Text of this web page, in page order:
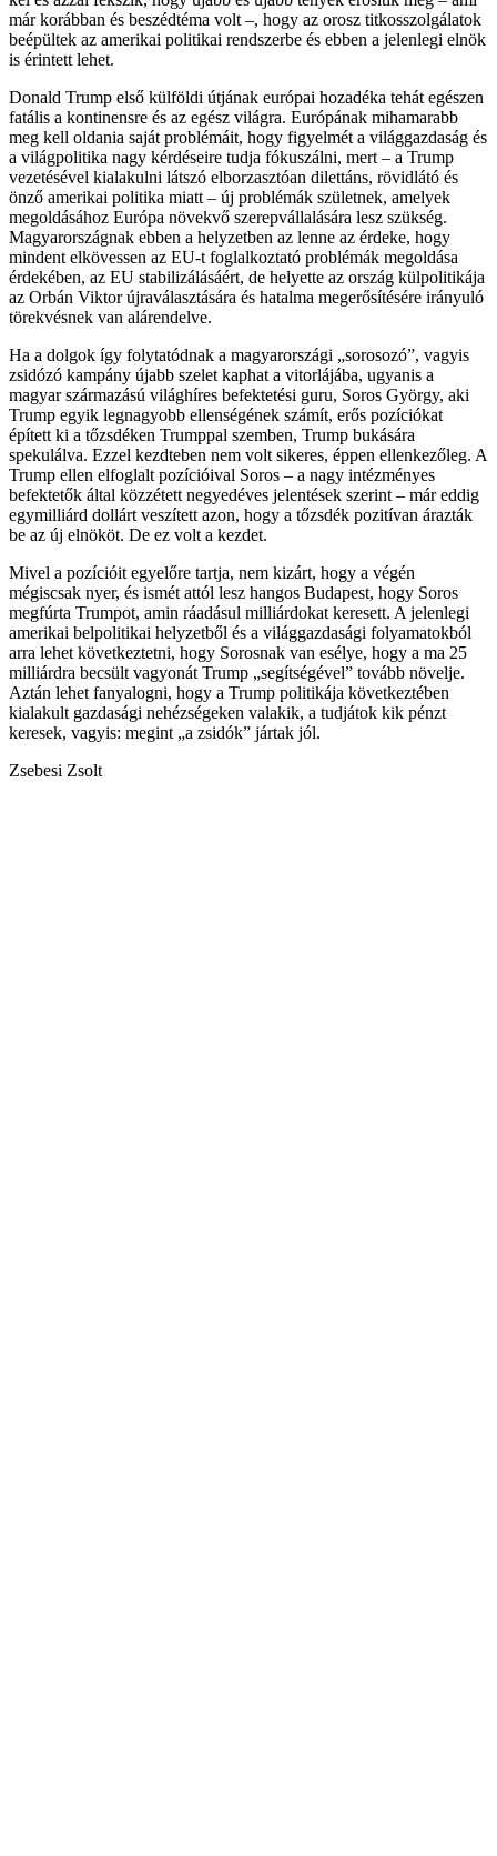
már korábban és beszédtéma volt –, hogy az orosz titkosszolgálatok
beépültek az amerikai politikai rendszerbe és ebben a jelenlegi elnök
is érintett lehet.
Donald Trump első külföldi útjának európai hozadéka tehát egészen
fatális a kontinensre és az egész világra. Európának mihamarabb
meg kell oldania saját problémáit, hogy figyelmét a világgazdaság és
a világpolitika nagy kérdéseire tudja fókuszálni, mert – a Trump
vezetésével kialakulni látszó elborzasztóan dilettáns, rövidlátó és
önző amerikai politika miatt – új problémák születnek, amelyek
megoldásához Európa növekvő szerepvállalására lesz szükség.
Magyarországnak ebben a helyzetben az lenne az érdeke, hogy
mindent elkövessen az EU-t foglalkoztató problémák megoldása
érdekében, az EU stabilizálásáért, de helyette az ország külpolitikája
az Orbán Viktor újraválasztására és hatalma megerősítésére irányuló
törekvésnek van alárendelve.
Ha a dolgok így folytatódnak a magyarországi „sorosozó”, vagyis
zsidózó kampány újabb szelet kaphat a vitorlájába, ugyanis a
magyar származású világhíres befektetési guru, Soros György, aki
Trump egyik legnagyobb ellenségének számít, erős pozíciókat
épített ki a tőzsdéken Trumppal szemben, Trump bukására
spekulálva. Ezzel kezdteben nem volt sikeres, éppen ellenkezőleg. A
Trump ellen elfoglalt pozícióival Soros – a nagy intézményes
befektetők által közzétett negyedéves jelentések szerint – már eddig
egymilliárd dollárt veszített azon, hogy a tőzsdék pozitívan árazták
be az új elnököt. De ez volt a kezdet.
Mivel a pozícióit egyelőre tartja, nem kizárt, hogy a végén
mégiscsak nyer, és ismét attól lesz hangos Budapest, hogy Soros
megfúrta Trumpot, amin ráadásul milliárdokat keresett. A jelenlegi
amerikai belpolitikai helyzetből és a világgazdasági folyamatokból
arra lehet következtetni, hogy Sorosnak van esélye, hogy a ma 25
milliárdra becsült vagyonát Trump „segítségével” tovább növelje.
Aztán lehet fanyalogni, hogy a Trump politikája következtében
kialakult gazdasági nehézségeken valakik, a tudjátok kik pénzt
keresek, vagyis: megint „a zsidók” jártak jól.
Zsebesi Zsolt